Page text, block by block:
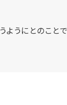
うにとのこと